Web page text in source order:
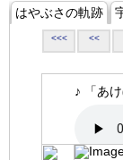
はやぶさの軌跡
<<< <<
♪ 「あけ